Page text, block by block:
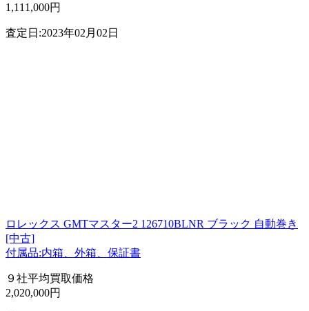
1,111,000円
査定日:2023年02月02日
ロレックス GMTマスター2 126710BLNR ブラック 自動巻き
[中古]
付属品:内箱、外箱、保証書
９社平均買取価格
2,020,000円